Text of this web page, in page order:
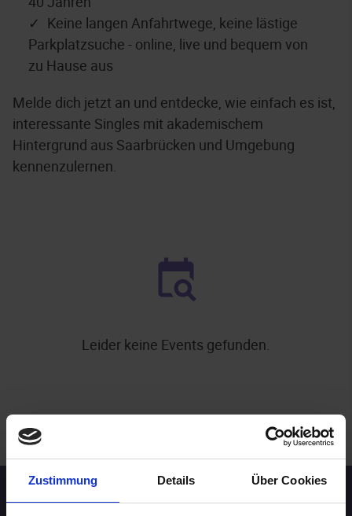
Zustimmung Details Über Cookies
Keine langen Anfahrtwege, keine lästige
Parkplatzsuche - online, live und bequem von
zu Hause aus
Melde dich jetzt an und entdecke, wie einfach es ist,
interessante Singles mit akademischem
Hintergrund aus Saarbrücken und Umgebung
kennenzulernen.
Leider keine Events gefunden.
WEITERE EVENTS IN SAARBRÜCKEN .
Speed-Dating Events